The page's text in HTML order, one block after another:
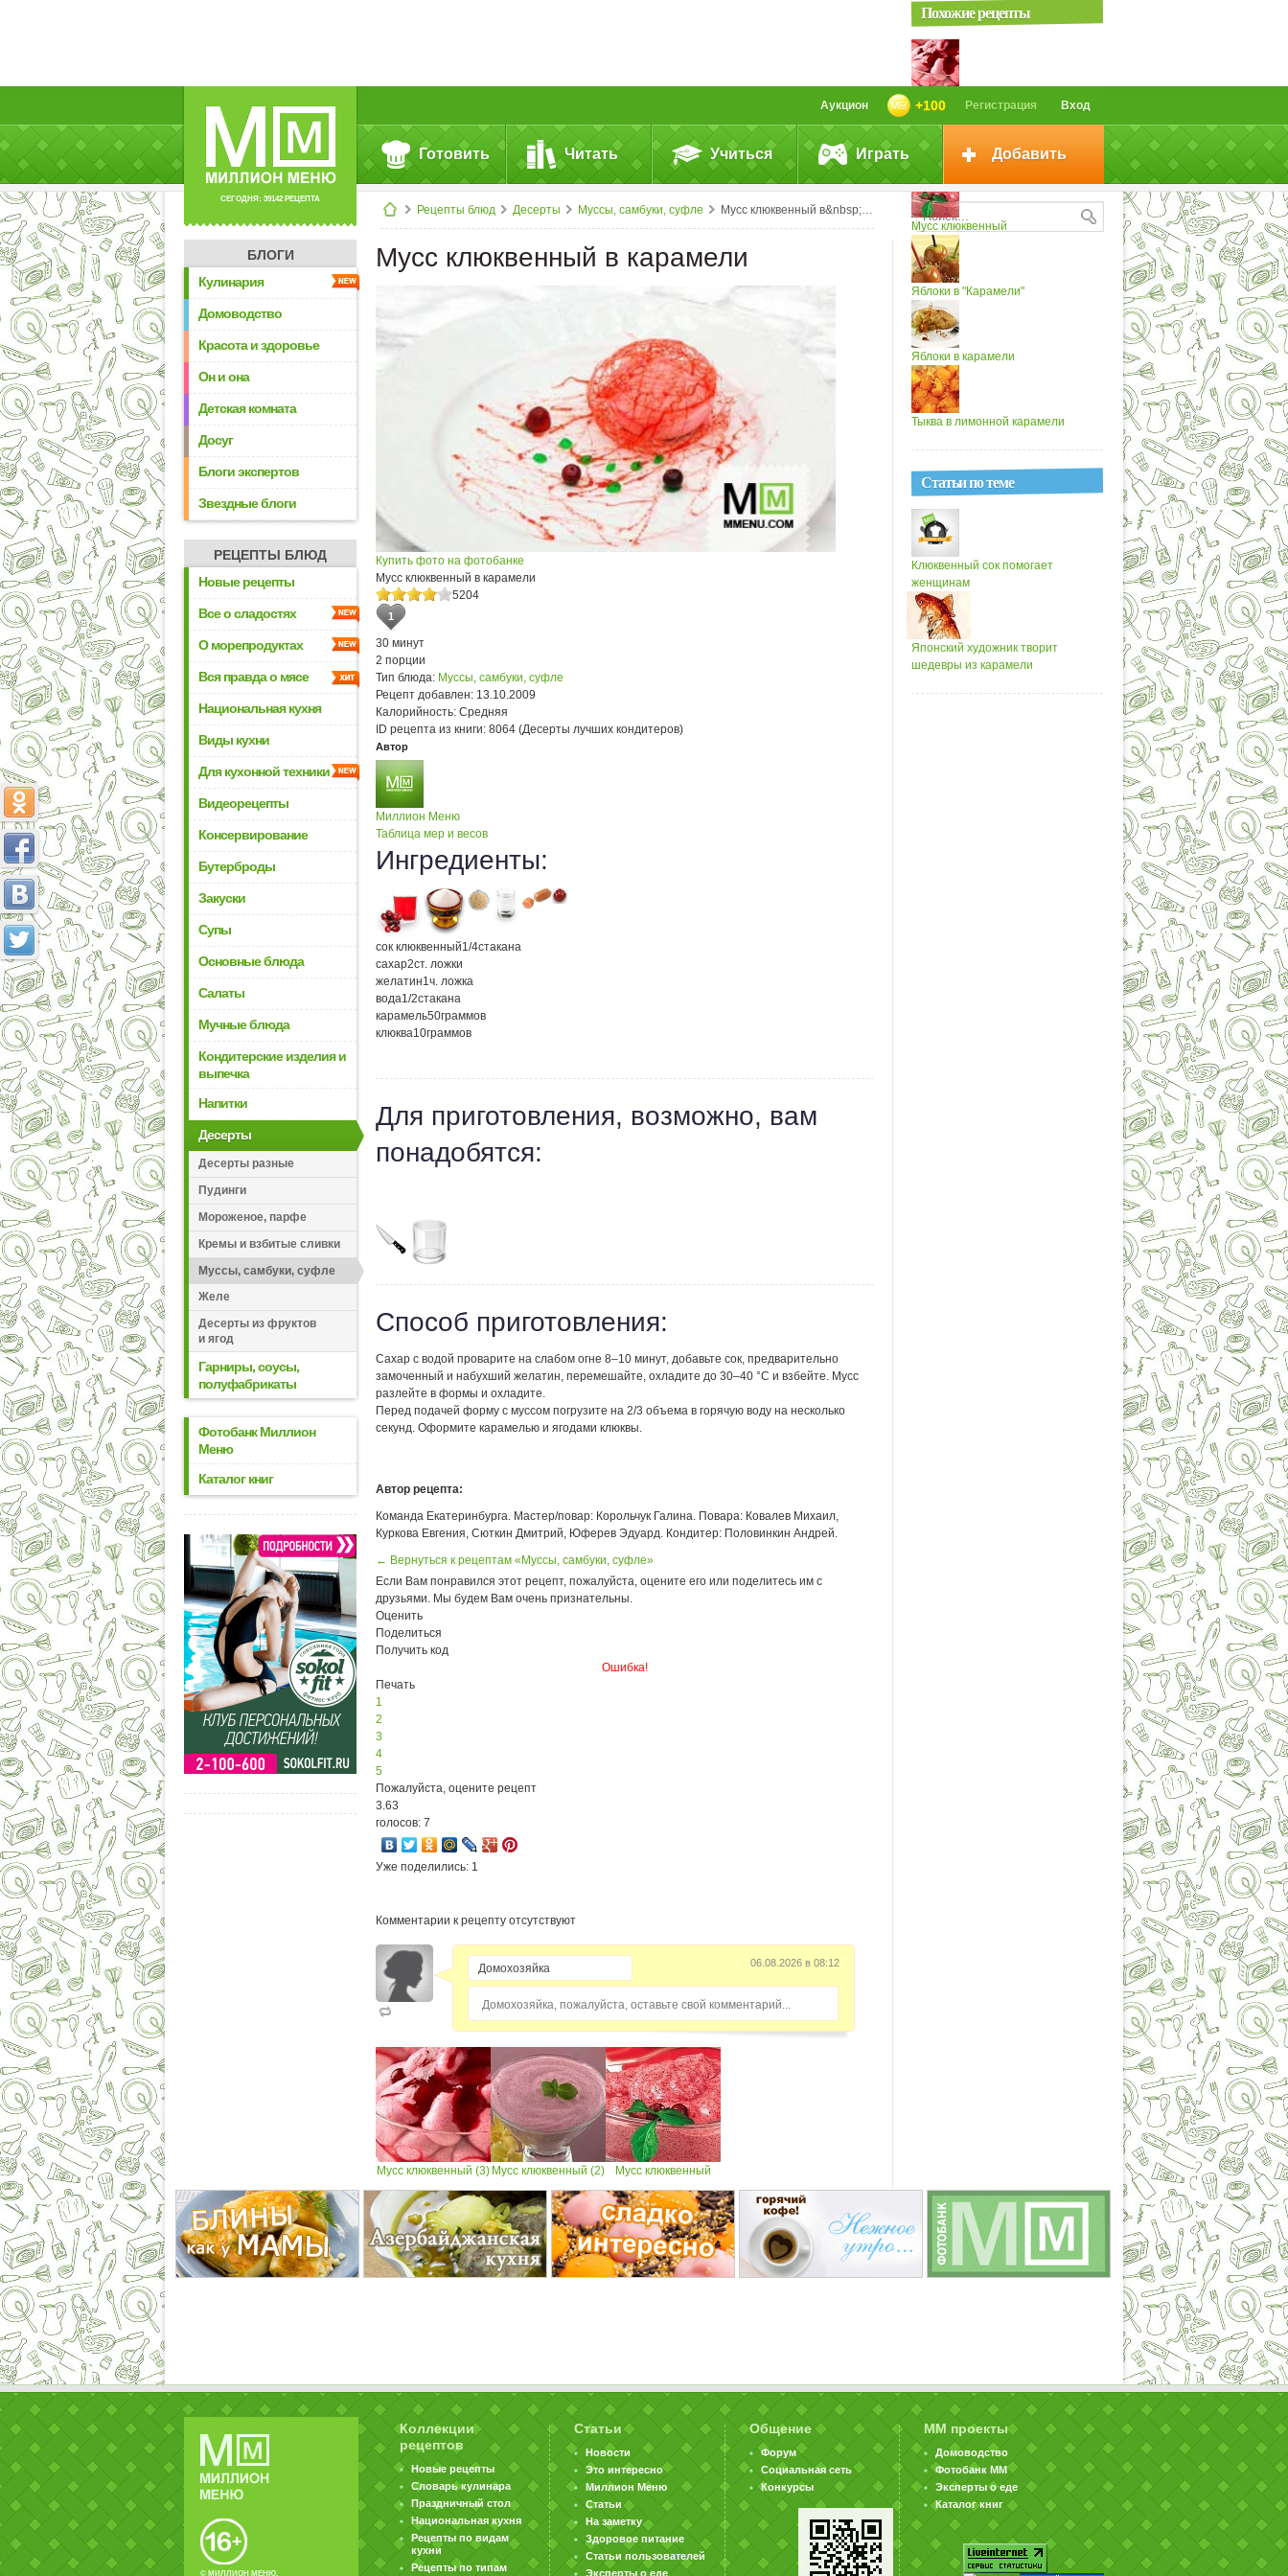
СЕГОДНЯ: 39142 РЕЦЕПТА
Вход
Регистрация
+100
Аукцион
Готовить Читать Учиться Играть Добавить
Рецепты блюд Десерты Муссы, самбуки, суфле Мусс клюквенный в&nbsp;карамели
БЛОГИ
Кулинария
Домоводство
Красота и здоровье
Он и она
Детская комната
Досуг
Блоги экспертов
Звездные блоги
РЕЦЕПТЫ БЛЮД
Новые рецепты
Все о сладостях
О морепродуктах
Вся правда о мясе
Национальная кухня
Виды кухни
Для кухонной техники
Видеорецепты
Консервирование
Бутерброды
Закуски
Супы
Основные блюда
Салаты
Мучные блюда
Кондитерские изделия и
выпечка
Напитки
Десерты
Десерты разные
Пудинги
Мороженое, парфе
Кремы и взбитые сливки
Муссы, самбуки, суфле
Желе
Десерты из фруктов
и ягод
Гарниры, соусы,
полуфабрикаты
Фотобанк Миллион
Меню
Каталог книг
Мусс клюквенный в карамели
Купить фото на фотобанке
Мусс клюквенный в карамели
5204
1
30 минут
2 порции
Тип блюда: Муссы, самбуки, суфле
Рецепт добавлен: 13.10.2009
Калорийность: Средняя
ID рецепта из книги: 8064 (Десерты лучших кондитеров)
Автор
Миллион Меню
Таблица мер и весов
Ингредиенты:
сок клюквенный1/4стакана
сахар2ст. ложки
желатин1ч. ложка
вода1/2стакана
карамель50граммов
клюква10граммов
Для приготовления, возможно, вам
понадобятся:
Способ приготовления:
Сахар с водой проварите на слабом огне 8–10 минут, добавьте сок, предварительно
замоченный и набухший желатин, перемешайте, охладите до 30–40 °С и взбейте. Мусс
разлейте в формы и охладите.
Перед подачей форму с муссом погрузите на 2/3 объема в горячую воду на несколько
секунд. Оформите карамелью и ягодами клюквы.
Автор рецепта:
Команда Екатеринбурга. Мастер/повар: Корольчук Галина. Повара: Ковалев Михаил,
Куркова Евгения, Сюткин Дмитрий, Юферев Эдуард. Кондитер: Половинкин Андрей.
← Вернуться к рецептам «Муссы, самбуки, суфле»
Если Вам понравился этот рецепт, пожалуйста, оцените его или поделитесь им с
друзьями. Мы будем Вам очень признательны.
Оценить
Поделиться
Получить код
Ошибка!
Печать
1
2
3
4
5
Пожалуйста, оцените рецепт
3.63
голосов: 7
Уже поделились: 1
Комментарии к рецепту отсутствуют
06.08.2026 в 08:12
Домохозяйка, пожалуйста, оставьте свой комментарий...
Мусс клюквенный (3) Мусс клюквенный (2) Мусс клюквенный
Похожие рецепты
Мусс клюквенный (2)
Мусс клюквенный
Яблоки в "Карамели"
Яблоки в карамели
Тыква в лимонной карамели
Статьи по теме
Клюквенный сок помогает
женщинам
Японский художник творит
шедевры из карамели
© МИЛЛИОН МЕНЮ.
Коллекции
рецептов
Новые рецепты
Словарь кулинара
Праздничный стол
Национальная кухня
Рецепты по видам
кухни
Рецепты по типам
Статьи
Новости
Это интересно
Миллион Меню
Статьи
На заметку
Здоровое питание
Статьи пользователей
Эксперты о еде
Общение
Форум
Социальная сеть
Конкурсы
ММ проекты
Домоводство
Фотобанк ММ
Эксперты о еде
Каталог книг